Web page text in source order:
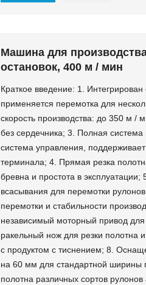
Машина для
остановок, 400 м / мин
Краткое введение: 1.
применяется перемотка для
скорость производства: до 350 м /
без сердечника; 3. Полная
система управления,
терминала; 4. Прямая резка
бревна и простота в эксплуатации;
всасывания для перемотки
перемотки и стабильности
независимый моторный привод
ракельный нож для резки полотна
с продуктом с тиснением; 8.
на 60 мм для стандартной
полотна различных сортов